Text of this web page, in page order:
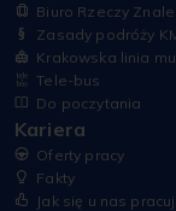
Biuro Rzeczy
Zasady podróży
Krakowska linia
Tele-bus
Do poczytania
Kariera
Oferty pracy
Fakty
Jak się u nas